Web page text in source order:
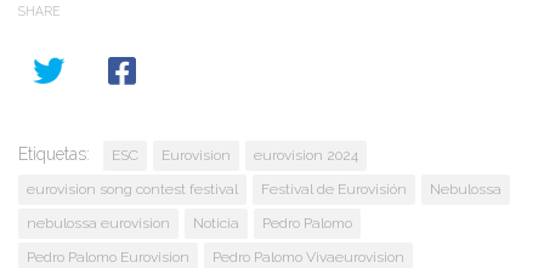
SHARE
Etiquetas: ESC Eurovision
eurovision 2024
eurovision song contest festival
Festival de Eurovisión
Nebulossa
nebulossa eurovision
Noticia
Pedro Palomo
Pedro Palomo Eurovision
Pedro Palomo Vivaeurovision